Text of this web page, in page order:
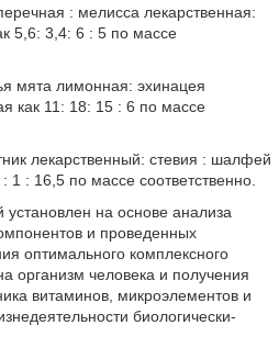
: мелисса лекарственная:
5,6: 3,4: 6 : 5 по массе
мята лимонная: эхинацея
как 11: 18: 15 : 6 по массе
лекарственный: стевия : шалфей
1 : 16,5 по массе соответственно.
установлен на основе анализа
и проведенных
оптимального комплексного
организм человека и получения
витаминов, микроэлементов и
биологически-